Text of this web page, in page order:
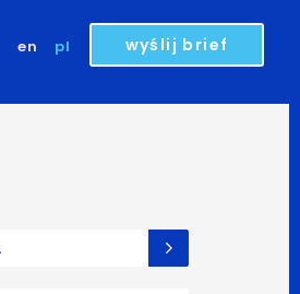
en pl wyślij brief